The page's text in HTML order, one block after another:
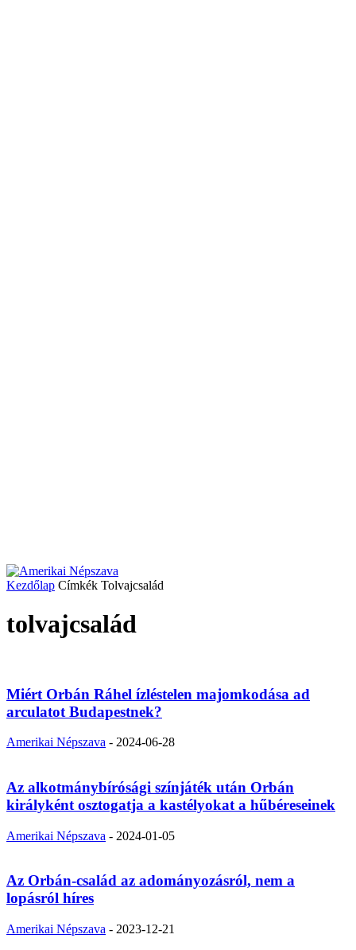
Kezdőlap Címkék Tolvajcsalád
tolvajcsalád
Miért Orbán Ráhel ízléstelen majomkodása ad
arculatot Budapestnek?
Amerikai Népszava - 2024-06-28
Az alkotmánybírósági színjáték után Orbán
királyként osztogatja a kastélyokat a hűbéreseinek
Amerikai Népszava - 2024-01-05
Az Orbán-család az adományozásról, nem a
lopásról híres
Amerikai Népszava - 2023-12-21